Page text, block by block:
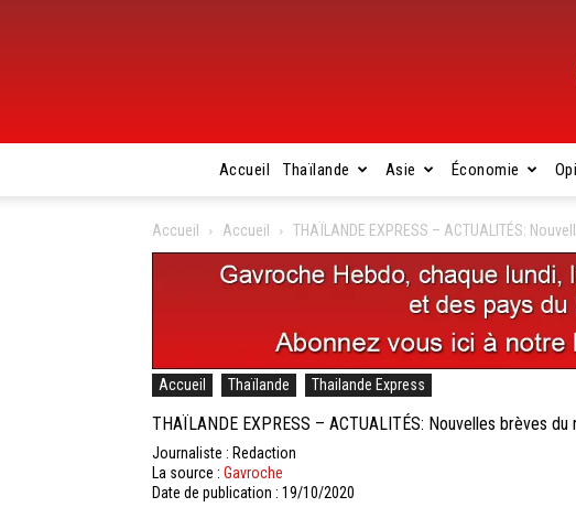
Accueil Thaïlande Asie Économie
Accueil Accueil THAÏLANDE EXPRESS – ACTUALITÉS:
Accueil Thaïlande Thailande Express
THAÏLANDE EXPRESS – ACTUALITÉS: Nouvelles brèves
Journaliste : Redaction
La source : Gavroche
Date de publication : 19/10/2020